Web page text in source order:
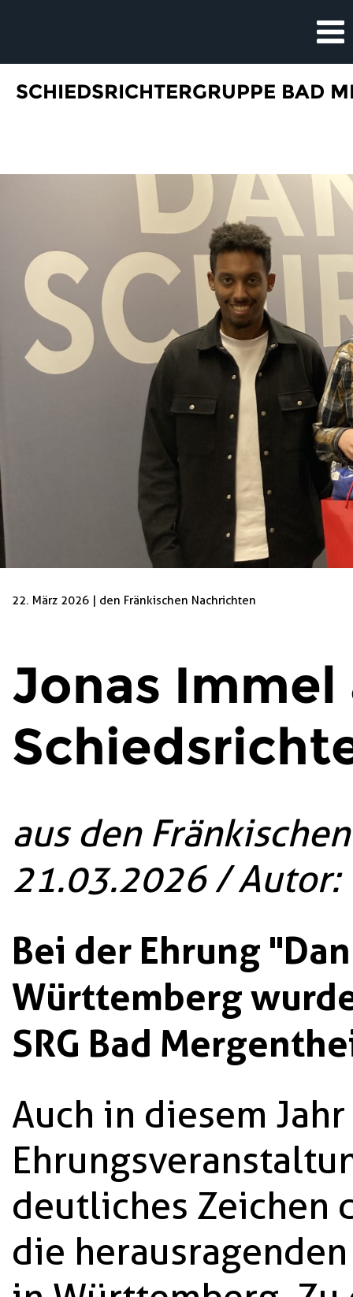
SCHIEDSRICHTERGRUPPE BAD
22. März 2026 | den Fränkischen Nachrichten
Jonas Immel
aus den
21.03.2026 / Autor:
Bei der Ehrung
Württemberg
SRG Bad
Auch in diesem
deutliches Zeichen
die